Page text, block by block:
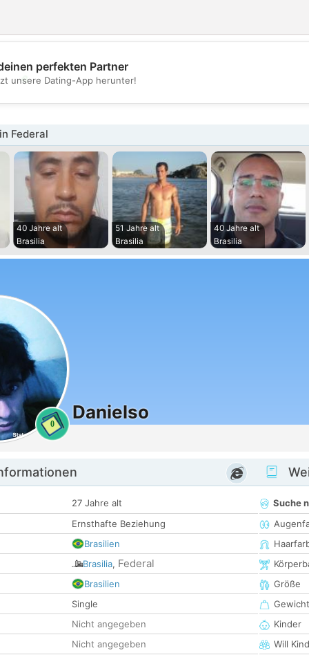
💖
💕
perfekten Partner
unsere Dating-App herunter!
Federal
40 Jahre alt
Brasilia
51 Jahre alt
Brasilia
40 Jahre alt
Brasilia
0
Danielso
27 Jahre alt
Ernsthafte Beziehung
Brasilien
Brasilia, Federal
Brasilien
Single
Nicht angegeben
Nicht angegeben
Suche
Größe
Gewicht
Kinder
Will